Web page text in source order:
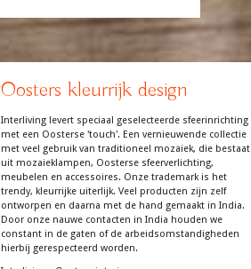
Oosters kleurrijk design
Interliving levert speciaal geselecteerde sfeerinrichting
met een Oosterse 'touch'. Een vernieuwende collectie
met veel gebruik van traditioneel mozaiek, die bestaat
uit mozaieklampen, Oosterse sfeerverlichting,
meubelen en accessoires. Onze trademark is het
trendy, kleurrijke uiterlijk. Veel producten zijn zelf
ontworpen en daarna met de hand gemaakt in India.
Door onze nauwe contacten in India houden we
constant in de gaten of de arbeidsomstandigheden
hierbij gerespecteerd worden.